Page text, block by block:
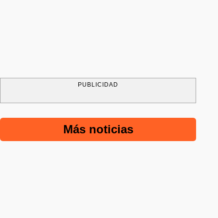
PUBLICIDAD
Más noticias